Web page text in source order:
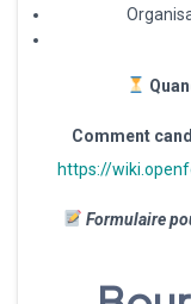
Comment
https://
Formulaire